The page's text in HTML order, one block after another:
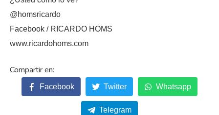
@homsricardo
Facebook / RICARDO HOMS
www.ricardohoms.com
Facebook Twitter Whatsapp
Telegram